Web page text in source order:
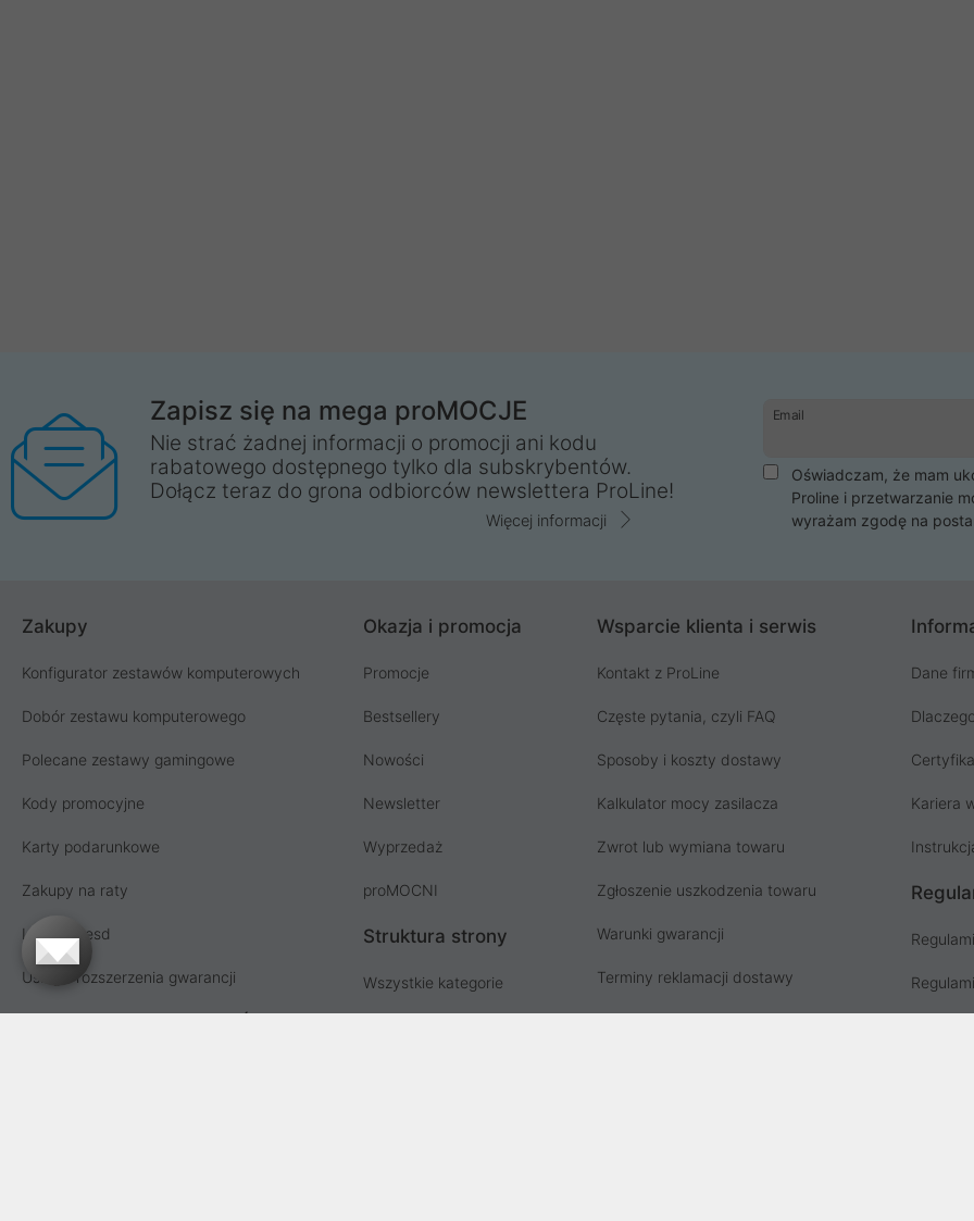
Zapisz się na mega proMOCJE
Nie strać żadnej informacji o promocji ani kodu
rabatowego dostępnego tylko dla subskrybentów.
Dołącz teraz do grona odbiorców newslettera ProLine!
Więcej informacji
Email
Oświadczam, że mam
Proline i przetwarzanie
wyrażam zgodę na
Zakupy
Konfigurator zestawów komputerowych
Dobór zestawu komputerowego
Polecane zestawy gamingowe
Kody promocyjne
Karty podarunkowe
Zakupy na raty
Licencja esd
Usługi i rozszerzenia gwarancji
Okazja i promocja
Promocje
Bestsellery
Nowości
Newsletter
Wyprzedaż
proMOCNI
Struktura strony
Wszystkie kategorie
Wsparcie klienta i serwis
Kontakt z ProLine
Częste pytania, czyli FAQ
Sposoby i koszty dostawy
Kalkulator mocy zasilacza
Zwrot lub wymiana towaru
Zgłoszenie uszkodzenia towaru
Warunki gwarancji
Terminy reklamacji dostawy
Dane
Kariera